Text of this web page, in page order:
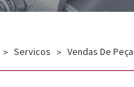
Servicos Vendas De